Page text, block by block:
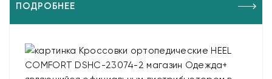
ПОДРОБНЕЕ